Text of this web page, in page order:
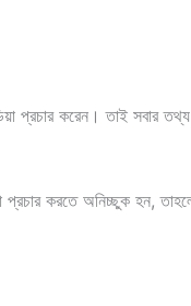
প্রচার করেন। তাই সবার
করতে অনিচ্ছুক হন,